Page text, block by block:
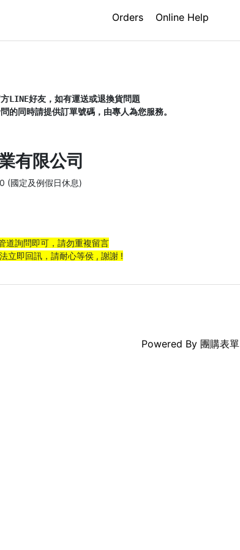
Orders Online Help
X 黑蚊滾 限時優惠團
LINE好友，如有運送或退換貨問題
的同時請提供訂單號碼，由專人為您服務。
有限公司
(國定及例假日休息)
道詢問即可，請勿重複留言
立即回訊，請耐心等侯 , 謝謝 !
Powered By 團購表單